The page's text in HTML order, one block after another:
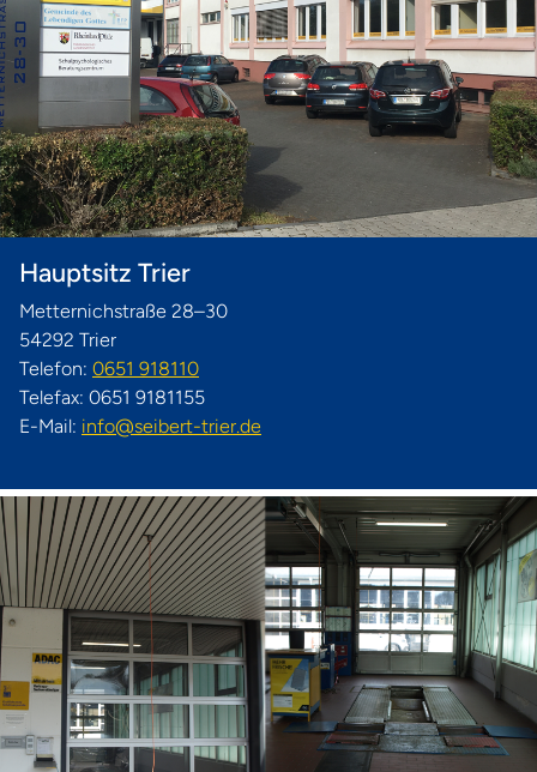
Hauptsitz Trier
Metternichstraße 28–30
54292 Trier
Telefon: 0651 918110
Telefax: 0651 9181155
E-Mail: info@seibert-trier.de